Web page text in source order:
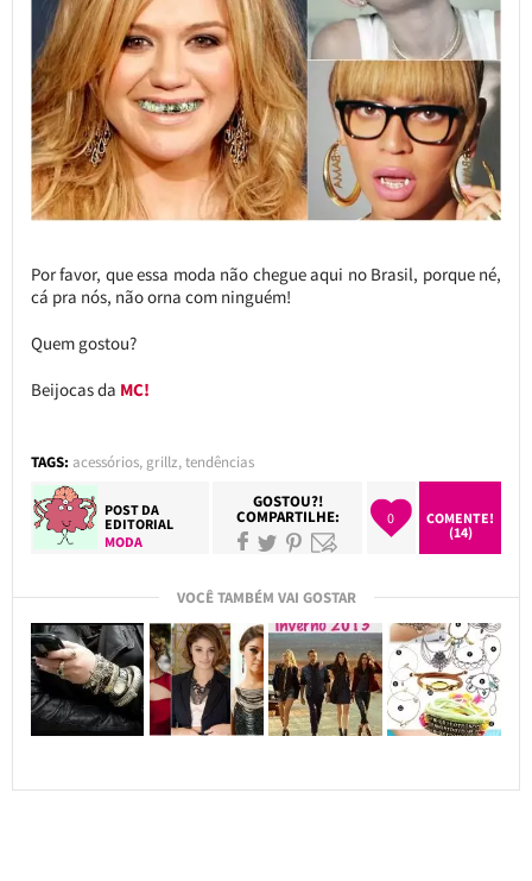
Por favor, que essa moda não chegue aqui no Brasil, porque né,
cá pra nós, não orna com ninguém!
Quem gostou?
Beijocas da MC!
TAGS: acessórios, grillz,tendências
POST DA
EDITORIAL
MODA
GOSTOU?!
COMPARTILHE: 0
COMENTE!
(14)
VOCÊ TAMBÉM VAI GOSTAR